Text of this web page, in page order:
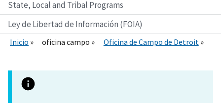
State, Local and Tribal Programs
Ley de Libertad de Información (FOIA)
Inicio oficina campo Oficina de Campo de Detroit